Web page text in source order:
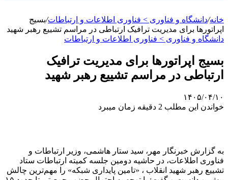
خانه/دانشگاه و فناوری > فناوری اطلاعات و ارتباطات/بسیج
اپراتورها برای مدیریت ترافیک ارتباطی در مراسم تشییع رهبر شهید
دانشگاه و فناوری > فناوری اطلاعات و ارتباطات
بسیج اپراتورها برای مدیریت ترافیک
ارتباطی در مراسم تشییع رهبر شهید
۱۴۰۵/۰۴/۱۰
خواندن این مطلب 2 دقیقه زمان میبرد
به گزارش خبرنگار مهر، سید ستار هاشمی، وزیر ارتباطات و
فناوری اطلاعات، در حاشیه دومین جلسه کمیته ارتباطات ستاد
تشییع رهبر شهید انقلاب ، «تامین پایداری شبکه» را مهم‌ترین چالش